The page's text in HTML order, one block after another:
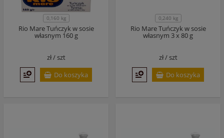
0,160 kg
Rio Mare Tuńczyk w sosie
własnym 160 g
zł /szt
Do koszyka
0,240 kg
Rio Mare Tuńczyk w sosie
własnym 3 x 80 g
zł /szt
Do koszyka